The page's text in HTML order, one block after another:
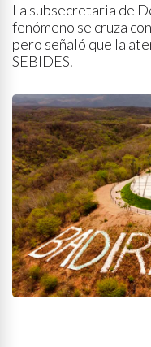
La subsecretaria de
fenómeno se cruza
pero señaló que la
SEBIDES.